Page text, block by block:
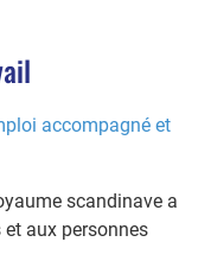
accompagné et
scandinave a
aux personnes